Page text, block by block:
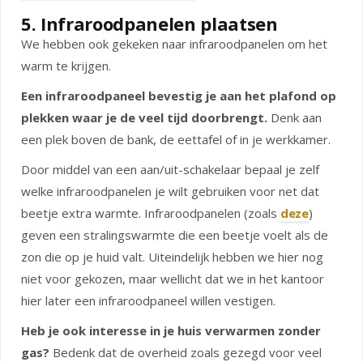
5. Infraroodpanelen plaatsen
We hebben ook gekeken naar infraroodpanelen om het
warm te krijgen.
Een infraroodpaneel bevestig je aan het plafond op
plekken waar je de veel tijd doorbrengt. Denk aan
een plek boven de bank, de eettafel of in je werkkamer.
Door middel van een aan/uit-schakelaar bepaal je zelf
welke infraroodpanelen je wilt gebruiken voor net dat
beetje extra warmte. Infraroodpanelen (zoals deze)
geven een stralingswarmte die een beetje voelt als de
zon die op je huid valt. Uiteindelijk hebben we hier nog
niet voor gekozen, maar wellicht dat we in het kantoor
hier later een infraroodpaneel willen vestigen.
Heb je ook interesse in je huis verwarmen zonder
gas? Bedenk dat de overheid zoals gezegd voor veel